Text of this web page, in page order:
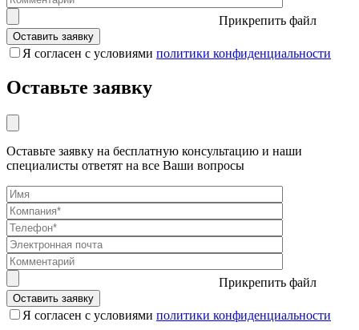
Прикрепить файл
Я согласен с условиями политики конфиденциальности
Оставьте заявку
Оставьте заявку на бесплатную консультацию и наши
специалисты ответят на все Ваши вопросы
Прикрепить файл
Я согласен с условиями политики конфиденциальности